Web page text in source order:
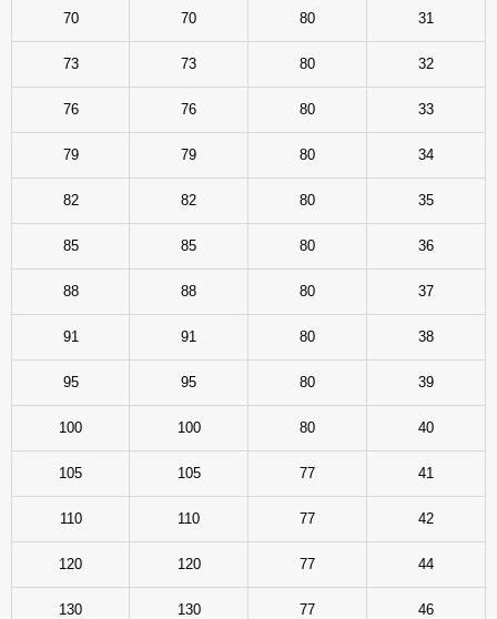
70 70 80 31
73 73 80 32
76 76 80 33
79 79 80 34
82 82 80 35
85 85 80 36
88 88 80 37
91 91 80 38
95 95 80 39
100 100 80 40
105 105 77 41
110 110 77 42
120 120 77 44
130 130 77 46